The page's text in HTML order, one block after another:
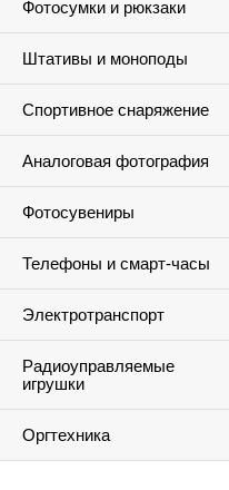
Фотосумки и рюкзаки
Штативы и моноподы
Спортивное снаряжение
Аналоговая фотография
Фотосувениры
Телефоны и смарт-часы
Электротранспорт
Радиоуправляемые
игрушки
Оргтехника